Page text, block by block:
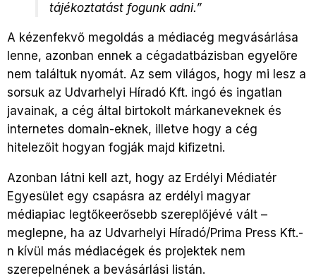
tájékoztatást fogunk adni.”
A kézenfekvő megoldás a médiacég megvásárlása
lenne, azonban ennek a cégadatbázisban egyelőre
nem találtuk nyomát. Az sem világos, hogy mi lesz a
sorsuk az Udvarhelyi Híradó Kft. ingó és ingatlan
javainak, a cég által birtokolt márkaneveknek és
internetes domain-eknek, illetve hogy a cég
hitelezőit hogyan fogják majd kifizetni.
Azonban látni kell azt, hogy az Erdélyi Médiatér
Egyesület egy csapásra az erdélyi magyar
médiapiac legtőkeerősebb szereplőjévé vált –
meglepne, ha az Udvarhelyi Híradó/Prima Press Kft.-
n kívül más médiacégek és projektek nem
szerepelnének a bevásárlási listán.